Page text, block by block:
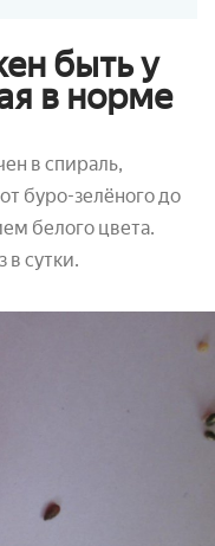
быть у
в норме
в спираль,
буро-зелёного до
белого цвета.
в сутки.